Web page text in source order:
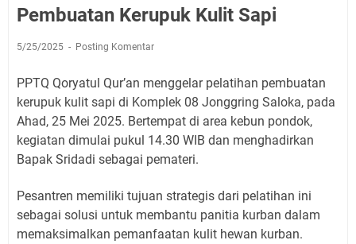
Pembuatan Kerupuk Kulit Sapi
5/25/2025 Posting Komentar
PPTQ Qoryatul Qur’an menggelar pelatihan pembuatan
kerupuk kulit sapi di Komplek 08 Jonggring Saloka, pada
Ahad, 25 Mei 2025. Bertempat di area kebun pondok,
kegiatan dimulai pukul 14.30 WIB dan menghadirkan
Bapak Sridadi sebagai pemateri.
Pesantren memiliki tujuan strategis dari pelatihan ini
sebagai solusi untuk membantu panitia kurban dalam
memaksimalkan pemanfaatan kulit hewan kurban.